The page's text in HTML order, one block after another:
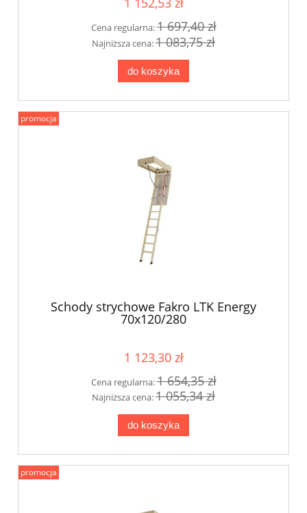
Cena regularna:1 697,40 zł
Najniższa cena:1 083,75 zł
do koszyka
Schody strychowe Fakro LTK Energy
70x120/280
1 123,30 zł
Cena regularna:1 654,35 zł
Najniższa cena:1 055,34 zł
do koszyka
promocja
promocja